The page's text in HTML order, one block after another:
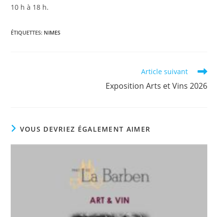
10 h à 18 h.
ÉTIQUETTES: NIMES
Article suivant
Exposition Arts et Vins 2026
VOUS DEVRIEZ ÉGALEMENT AIMER